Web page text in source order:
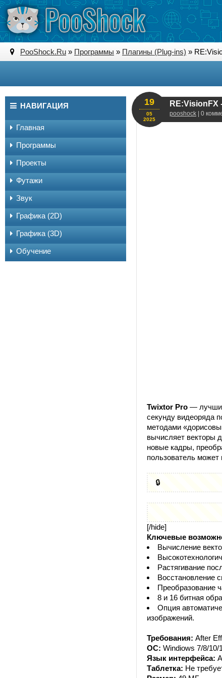
PooShock.Ru » Программы » Плагины (Plug-ins) »
RE:VisionFX
pooshock | 0
19
05
2025
Twixtor Pro —
секунду видеоряда
методами
вычисляет векторы
новые кадры,
пользователь может
🔒
[/hide]
Ключевые
Вычисление
Растягивание
Восстановление
Преобразование
8 и 16 битная
Опция
изображений.
Требования: After
ОС: Windiows 7/8/10/
Язык интерфейса:
Таблетка: Не
НАВИГАЦИЯ
Главная
Программы
Проекты
Футажи
Звук
Графика (2D)
Графика (3D)
Обучение